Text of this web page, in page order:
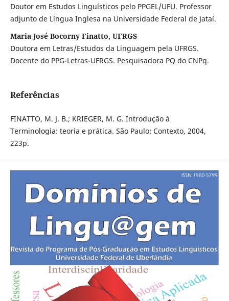
Doutor em Estudos Linguísticos pelo PPGEL/UFU. Professor
adjunto de Língua Inglesa na Universidade Federal de Jataí.
Maria José Bocorny Finatto, UFRGS
Doutora em Letras/Estudos da Linguagem pela UFRGS.
Docente do PPG-Letras-UFRGS. Pesquisadora PQ do CNPq.
Referências
FINATTO, M. J. B.; KRIEGER, M. G. Introdução à
Terminologia: teoria e prática. São Paulo: Contexto, 2004,
223p.